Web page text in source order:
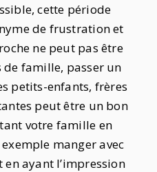
cette période
de frustration et
ne peut pas être
de famille, passer un
petits-enfants, frères
peut être un bon
votre famille en
manger avec
ayant l’impression